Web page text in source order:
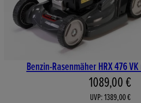
Benzin-Rasenmäher HRX 476
Aktueller
1089,00 €
UVP: 1389,00 €